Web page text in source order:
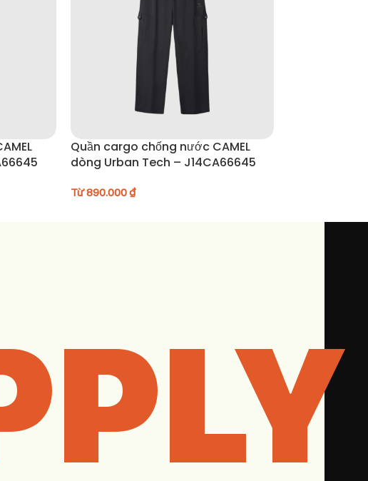
Quần cargo chống nước CAMEL
dòng Urban Tech – J14CA66645
Từ890.000₫